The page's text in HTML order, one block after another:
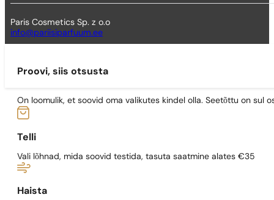
Paris Cosmetics Sp. z o.o
info@pariisiparfuum.ee
Proovi, siis otsusta
On loomulik, et soovid oma valikutes kindel olla. Seetõttu on sul
Telli
Vali lõhnad, mida soovid testida, tasuta saatmine alates €35
Haista